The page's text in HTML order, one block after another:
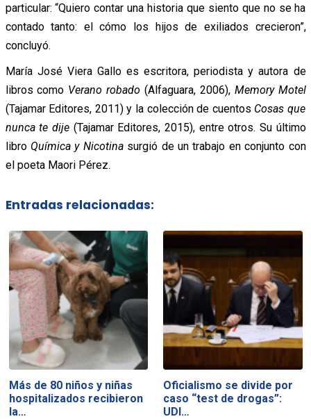
particular: “Quiero contar una historia que siento que no se ha
contado tanto: el cómo los hijos de exiliados crecieron”,
concluyó.
María José Viera Gallo es escritora, periodista y autora de
libros como Verano robado (Alfaguara, 2006), Memory Motel
(Tajamar Editores, 2011) y la colección de cuentos Cosas que
nunca te dije(Tajamar Editores, 2015), entre otros. Su último
libro Química y Nicotinasurgió de un trabajo en conjunto con
el poeta Maori Pérez.
Entradas relacionadas:
Más de 80 niños y niñas
hospitalizados recibieron
la…
Oficialismo se divide por
caso “test de drogas”:
UDI…